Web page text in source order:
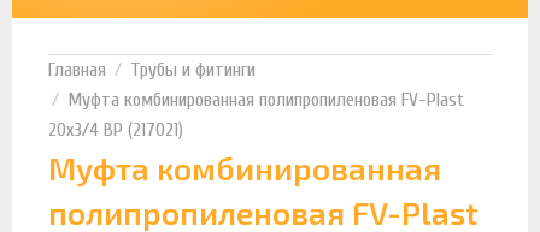
Трубы и фитинги
Муфта комбинированная полипропиленовая FV-Plast
20х3/4 ВР (217021)
Муфта комбинированная
полипропиленовая FV-Plast